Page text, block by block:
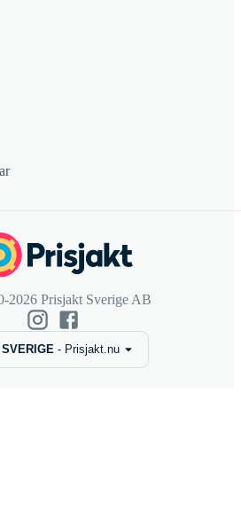
2026 Prisjakt Sverige AB
SVERIGE- Prisjakt.nu